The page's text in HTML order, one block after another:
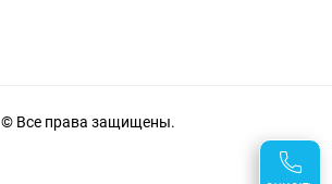
© Все права защищены.